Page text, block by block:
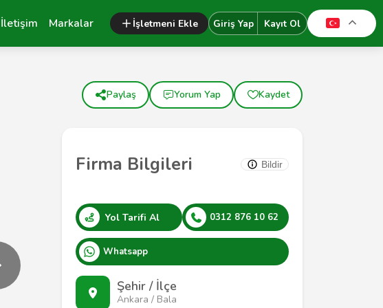
İletişim Markalar İşletmeni Ekle Giriş Yap Kayıt Ol
Firma Bilgileri Bildir
Yol Tarifi Al 0312 876 10 62
Whatsapp
Şehir / İlçe
Ankara / Bala
Paylaş Yorum Yap Kaydet